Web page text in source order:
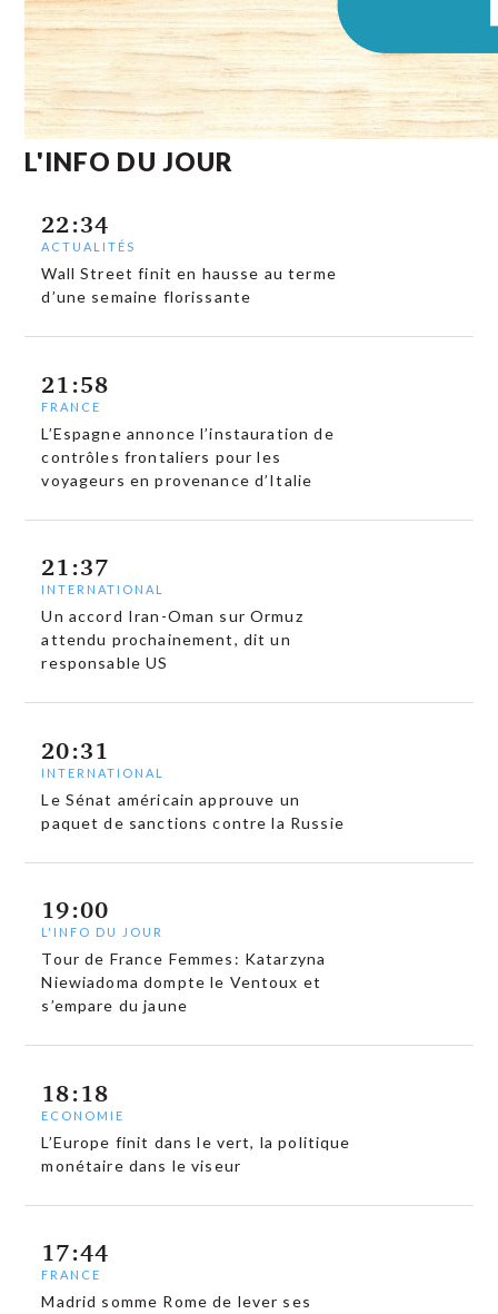
L'INFO DU JOUR
22:34
ACTUALITÉS
Wall Street finit en hausse au terme
d’une semaine florissante
21:58
FRANCE
L’Espagne annonce l’instauration de
contrôles frontaliers pour les
voyageurs en provenance d’Italie
21:37
INTERNATIONAL
Un accord Iran-Oman sur Ormuz
attendu prochainement, dit un
responsable US
20:31
INTERNATIONAL
Le Sénat américain approuve un
paquet de sanctions contre la Russie
19:00
L'INFO DU JOUR
Tour de France Femmes: Katarzyna
Niewiadoma dompte le Ventoux et
s’empare du jaune
18:18
ECONOMIE
L’Europe finit dans le vert, la politique
monétaire dans le viseur
17:44
FRANCE
Madrid somme Rome de lever ses